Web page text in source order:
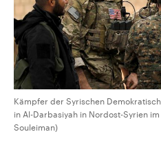
Kämpfer der Syrischen
in Al-Darbasiyah in Nordost-Syrien
Souleiman)